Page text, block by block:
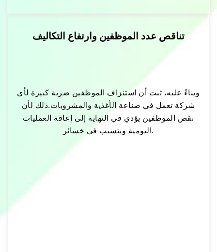
تناقص عدد الموظفين وارتفاع التكاليف
وبناءً عليه، ثبت أن استنزاف الموظفين ضربة كبيرة لأي
شركة تعمل في صناعة الأغذية والمشروبات.ذلك لأن
نقص الموظفين يؤدي في النهاية إلى إعاقة العمليات
اليومية ويتسبب في خسائر.